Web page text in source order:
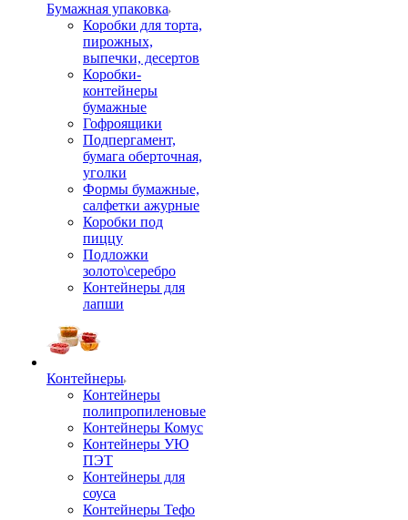
Бумажная упаковка
Коробки для торта,
пирожных,
выпечки, десертов
Коробки-
контейнеры
бумажные
Гофроящики
Подпергамент,
бумага оберточная,
уголки
Формы бумажные,
салфетки ажурные
Коробки под
пиццу
Подложки
золото\серебро
Контейнеры для
лапши
Контейнеры
Контейнеры
полипропиленовые
Контейнеры Комус
Контейнеры УЮ
ПЭТ
Контейнеры для
соуса
Контейнеры Тефо